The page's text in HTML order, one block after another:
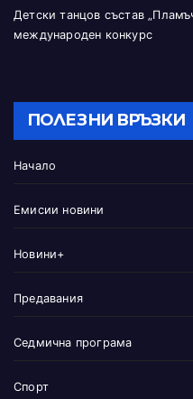
Детски танцов състав
международен конкурс
ПОЛЕЗНИ ВРЪЗКИ
Начало
Емисии новини
Новини+
Предавания
Седмична програма
Спорт